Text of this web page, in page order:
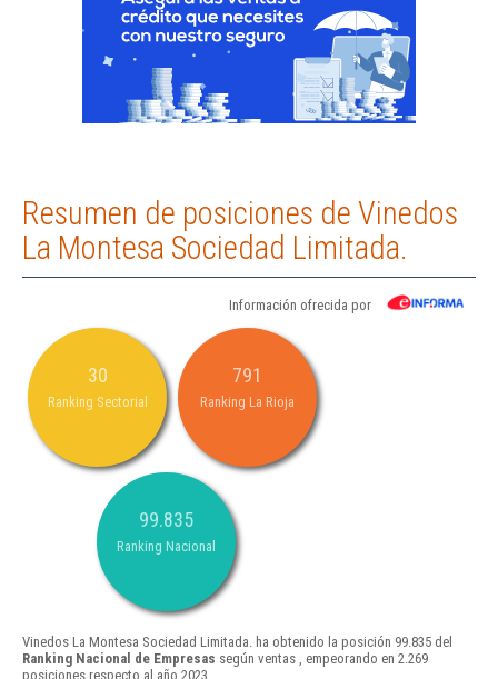
Resumen de posiciones de Vinedos
La Montesa Sociedad Limitada.
Información ofrecida por
30
Ranking Sectorial
791
Ranking La Rioja
99.835
Ranking Nacional
Vinedos La Montesa Sociedad Limitada. ha obtenido la posición 99.835 del
Ranking Nacional de Empresas según ventas , empeorando en 2.269
posiciones respecto al año 2023.